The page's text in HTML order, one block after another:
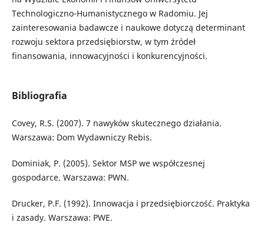
Technologiczno-Humanistycznego w Radomiu. Jej
zainteresowania badawcze i naukowe dotyczą determinant
rozwoju sektora przedsiębiorstw, w tym źródeł
finansowania, innowacyjności i konkurencyjności.
Bibliografia
Covey, R.S. (2007). 7 nawyków skutecznego działania.
Warszawa: Dom Wydawniczy Rebis.
Dominiak, P. (2005). Sektor MSP we współczesnej
gospodarce. Warszawa: PWN.
Drucker, P.F. (1992). Innowacja i przedsiębiorczość. Praktyka
i zasady. Warszawa: PWE.